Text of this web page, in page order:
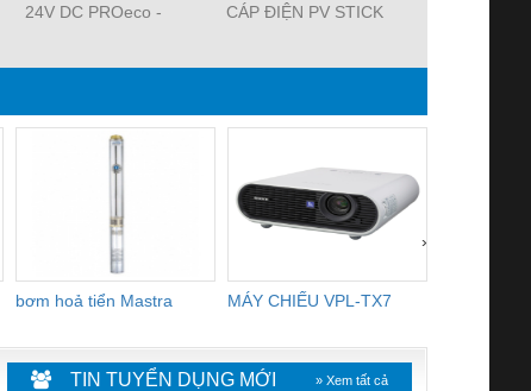
24V DC PROeco -
CÁP ĐIỆN PV STICK
bơm hoả tiển Mastra MÁY CHIẾU VPL-TX7
›
TIN TUYỂN DỤNG MỚI » Xem tất cả